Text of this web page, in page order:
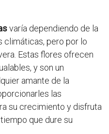
varía dependiendo de la
climáticas, pero por lo
Estas flores ofrecen
y son un
amante de la
las
su crecimiento y disfruta
que dure su